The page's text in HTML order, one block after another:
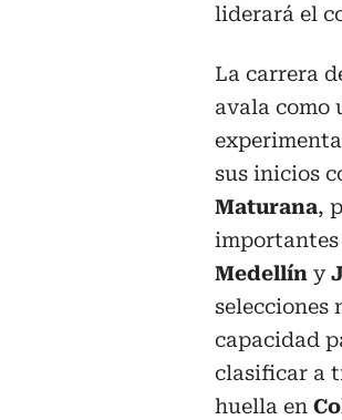
liderará el
La carrera
avala como
sus inicios
Maturana,
importantes
Medellín y
selecciones
capacidad
clasificar a
huella en